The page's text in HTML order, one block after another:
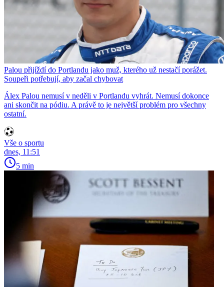
Palou přijíždí do Portlandu jako muž, kterého už nestačí porážet.
Soupeři potřebují, aby začal chybovat
Álex Palou nemusí v neděli v Portlandu vyhrát. Nemusí dokonce
ani skončit na pódiu. A právě to je největší problém pro všechny
ostatní.
Vše o sportu
dnes, 11:51
5 min